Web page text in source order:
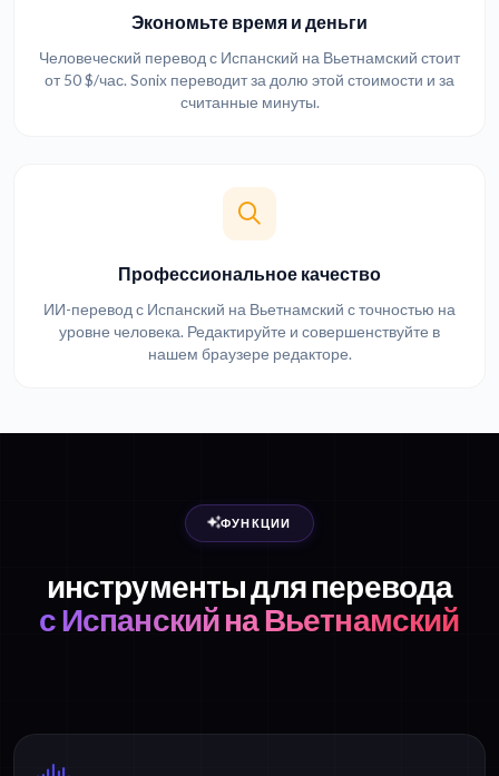
Экономьте время и деньги
Человеческий перевод с Испанский на Вьетнамский стоит
от 50 $/час. Sonix переводит за долю этой стоимости и за
считанные минуты.
Профессиональное качество
ИИ-перевод с Испанский на Вьетнамский с точностью на
уровне человека. Редактируйте и совершенствуйте в
нашем браузере редакторе.
ФУНКЦИИ
инструменты для перевода
с Испанский на Вьетнамский